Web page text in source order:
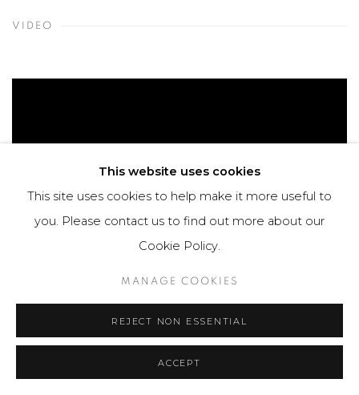
VIDEO
This website uses cookies
This site uses cookies to help make it more useful to
you. Please contact us to find out more about our
Cookie Policy.
MANAGE COOKIES
REJECT NON ESSENTIAL
ACCEPT